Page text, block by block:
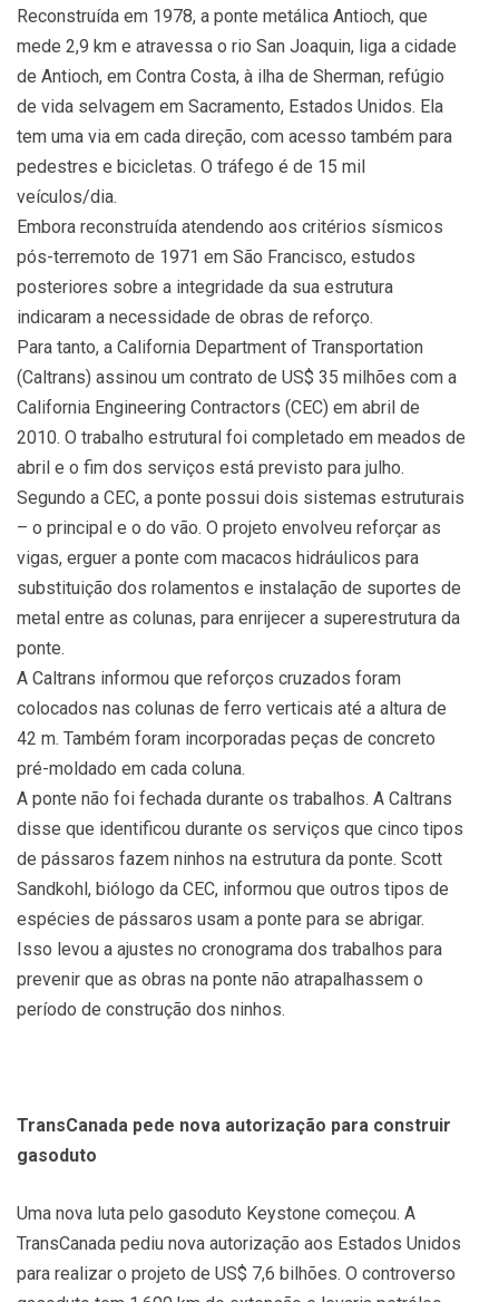
Reconstruída em 1978, a ponte metálica Antioch, que
mede 2,9 km e atravessa o rio San Joaquin, liga a cidade
de Antioch, em Contra Costa, à ilha de Sherman, refúgio
de vida selvagem em Sacramento, Estados Unidos. Ela
tem uma via em cada direção, com acesso também para
pedestres e bicicletas. O tráfego é de 15 mil
veículos/dia.
Embora reconstruída atendendo aos critérios sísmicos
pós-terremoto de 1971 em São Francisco, estudos
posteriores sobre a integridade da sua estrutura
indicaram a necessidade de obras de reforço.
Para tanto, a California Department of Transportation
(Caltrans) assinou um contrato de US$ 35 milhões com a
California Engineering Contractors (CEC) em abril de
2010. O trabalho estrutural foi completado em meados de
abril e o fim dos serviços está previsto para julho.
Segundo a CEC, a ponte possui dois sistemas estruturais
– o principal e o do vão. O projeto envolveu reforçar as
vigas, erguer a ponte com macacos hidráulicos para
substituição dos rolamentos e instalação de suportes de
metal entre as colunas, para enrijecer a superestrutura da
ponte.
A Caltrans informou que reforços cruzados foram
colocados nas colunas de ferro verticais até a altura de
42 m. Também foram incorporadas peças de concreto
pré-moldado em cada coluna.
A ponte não foi fechada durante os trabalhos. A Caltrans
disse que identificou durante os serviços que cinco tipos
de pássaros fazem ninhos na estrutura da ponte. Scott
Sandkohl, biólogo da CEC, informou que outros tipos de
espécies de pássaros usam a ponte para se abrigar.
Isso levou a ajustes no cronograma dos trabalhos para
prevenir que as obras na ponte não atrapalhassem o
período de construção dos ninhos.
TransCanada pede nova autorização para construir
gasoduto
Uma nova luta pelo gasoduto Keystone começou. A
TransCanada pediu nova autorização aos Estados Unidos
para realizar o projeto de US$ 7,6 bilhões. O controverso